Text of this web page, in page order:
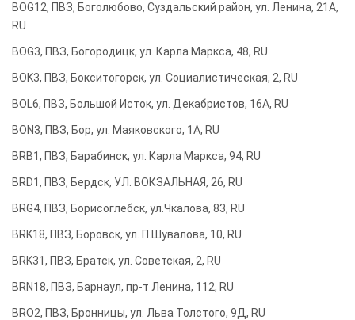
BOG12, ПВЗ, Боголюбово, Суздальский район, ул. Ленина, 21А,
RU
BOG3, ПВЗ, Богородицк, ул. Карла Маркса, 48, RU
BOK3, ПВЗ, Бокситогорск, ул. Социалистическая, 2, RU
BOL6, ПВЗ, Большой Исток, ул. Декабристов, 16А, RU
BON3, ПВЗ, Бор, ул. Маяковского, 1А, RU
BRB1, ПВЗ, Барабинск, ул. Карла Маркса, 94, RU
BRD1, ПВЗ, Бердск, УЛ. ВОКЗАЛЬНАЯ, 26, RU
BRG4, ПВЗ, Борисоглебск, ул.Чкалова, 83, RU
BRK18, ПВЗ, Боровск, ул. П.Шувалова, 10, RU
BRK31, ПВЗ, Братск, ул. Советская, 2, RU
BRN18, ПВЗ, Барнаул, пр-т Ленина, 112, RU
BRO2, ПВЗ, Бронницы, ул. Льва Толстого, 9Д, RU